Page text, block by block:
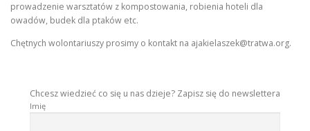
prowadzenie warsztatów z kompostowania, robienia hoteli dla
owadów, budek dla ptaków etc.
Chętnych wolontariuszy prosimy o kontakt na ajakielaszek@tratwa.org.
Chcesz wiedzieć co się u nas dzieje? Zapisz się do newslettera
Imię